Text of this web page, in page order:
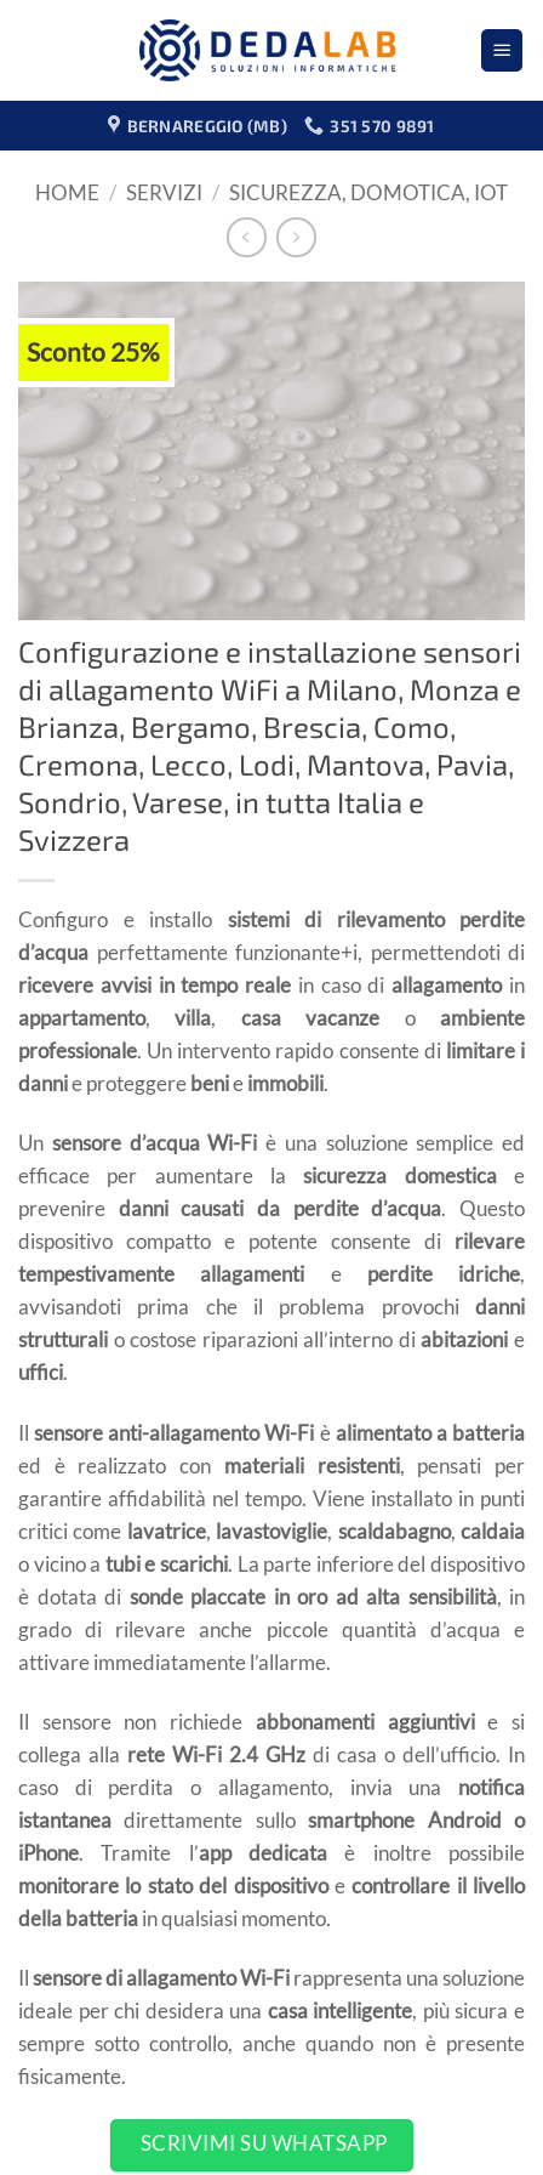
BERNAREGGIO (MB) 351 570 9891
HOME / SERVIZI / SICUREZZA, DOMOTICA, IOT
Sconto 25%
Configurazione e installazione sensori
di allagamento WiFi a Milano, Monza e
Brianza, Bergamo, Brescia, Como,
Cremona, Lecco, Lodi, Mantova, Pavia,
Sondrio, Varese, in tutta Italia e
Svizzera
Configuro e installo sistemi di rilevamento perdite
d’acqua perfettamente funzionante+i, permettendoti di
ricevere avvisi in tempo reale in caso diallagamentoin
appartamento,villa, casa vacanze oambiente
professionale. Un intervento rapido consente di limitare i
dannie proteggerebenieimmobili.
Un sensore d’acqua Wi-Fi è una soluzione semplice ed
efficace per aumentare lasicurezza domesticae
prevenire danni causati da perdite d’acqua. Questo
dispositivo compatto e potente consente di rilevare
tempestivamente allagamenti e perdite idriche,
avvisandoti prima che il problema provochi danni
strutturali o costose riparazioni all’interno diabitazioni e
uffici.
Ilsensore anti-allagamento Wi-Fi èalimentato a batteria
ed è realizzato con materiali resistenti, pensati per
garantire affidabilità nel tempo. Viene installato in punti
critici come lavatrice, lavastoviglie, scaldabagno,caldaia
o vicino a tubi e scarichi. La parte inferiore del dispositivo
è dotata di sonde placcate in oro ad alta sensibilità, in
grado di rilevare anche piccole quantità d’acqua e
attivare immediatamente l’allarme.
Il sensore non richiede abbonamenti aggiuntivie si
collega alla rete Wi-Fi 2.4 GHz di casa o dell’ufficio. In
caso di perdita o allagamento, invia una notifica
istantanea direttamente sullosmartphone Android o
iPhone. Tramite l’app dedicata è inoltre possibile
monitorare lo stato del dispositivoecontrollare il livello
della batteriain qualsiasi momento.
Ilsensore di allagamento Wi-Firappresenta una soluzione
ideale per chi desidera una casa intelligente, più sicura e
sempre sotto controllo, anche quando non è presente
fisicamente.
SCRIVIMI SU WHATSAPP